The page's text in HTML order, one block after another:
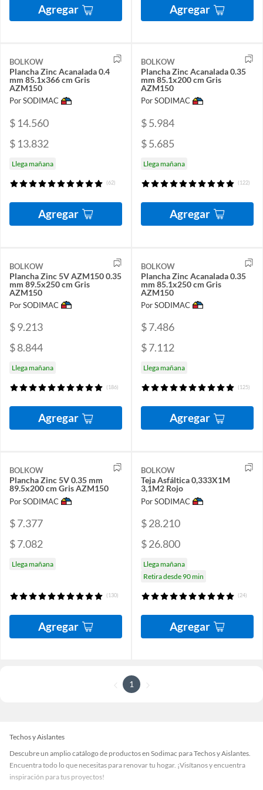
Agregar Agregar
BOLKOW
Plancha Zinc Acanalada 0.4
mm 85.1x366 cm Gris
AZM150
Por SODIMAC
$ 14.560
$ 13.832
Llega mañana
(62)
Agregar
BOLKOW
Plancha Zinc Acanalada 0.35
mm 85.1x200 cm Gris
AZM150
Por SODIMAC
$ 5.984
$ 5.685
Llega mañana
(122)
Agregar
BOLKOW
Plancha Zinc 5V AZM150 0.35
mm 89.5x250 cm Gris
AZM150
Por SODIMAC
$ 9.213
$ 8.844
Llega mañana
(186)
Agregar
BOLKOW
Plancha Zinc Acanalada 0.35
mm 85.1x250 cm Gris
AZM150
Por SODIMAC
$ 7.486
$ 7.112
Llega mañana
(125)
Agregar
BOLKOW
Plancha Zinc 5V 0.35 mm
89.5x200 cm Gris AZM150
Por SODIMAC
$ 7.377
$ 7.082
Llega mañana
(130)
Agregar
BOLKOW
Teja Asfáltica 0,333X1M
3,1M2 Rojo
Por SODIMAC
$ 28.210
$ 26.800
Llega mañana
Retira desde 90 min
(24)
Agregar
1
Techos y Aislantes
Descubre un amplio catálogo de productos en Sodimac para Techos y Aislantes.
Encuentra todo lo que necesitas para renovar tu hogar. ¡Visítanos y encuentra
inspiración para tus proyectos!